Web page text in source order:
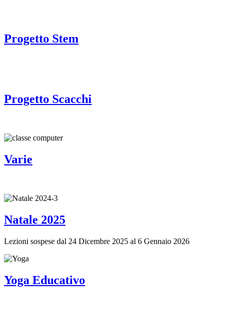
Progetto Stem
Progetto Scacchi
Varie
Natale 2025
Lezioni sospese dal 24 Dicembre 2025 al 6 Gennaio 2026
Yoga Educativo